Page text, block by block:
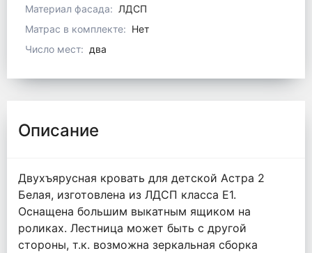
Материал фасада: ЛДСП
Матрас в комплекте: Нет
Число мест: два
Описание
Двухъярусная кровать для детской Астра 2
Белая, изготовлена из ЛДСП класса Е1.
Оснащена большим выкатным ящиком на
роликах. Лестница может быть с другой
стороны, т.к. возможна зеркальная сборка